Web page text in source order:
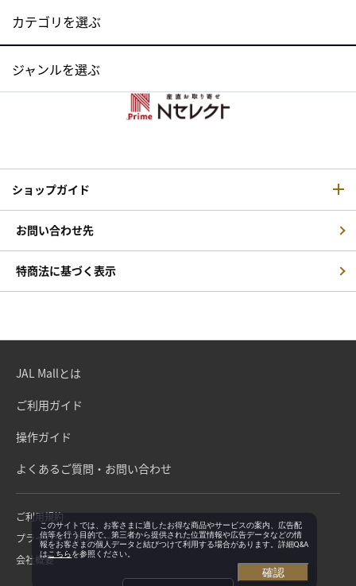
カテゴリを選ぶ
ジャンルを選ぶ
ショップガイド
お問い合わせ先
特商法に基づく表示
JAL Mallとは
ご利用ガイド
操作ガイド
よくあるご質問・お問い合わせ
ご利用規約
プライバシーポリシー
会社概要
このサイトでは、お客さまに適したお得な商品やサービスの案内、広告配
信等を行う目的で、第三者から提供された位置情報や広告データなどの情
報をお客さまの個人データと結びつけて利用する場合があります。詳細Q&A
はこちらを参照ください。
確認